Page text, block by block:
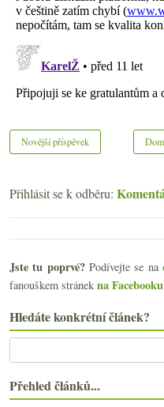
Novější příspěvek
Přihlásit se k odběru:
Jste tu poprvé?Podívejte se na
fanouškem stránek na Facebooku
Hledáte konkrétní článek?
Přehled článků...